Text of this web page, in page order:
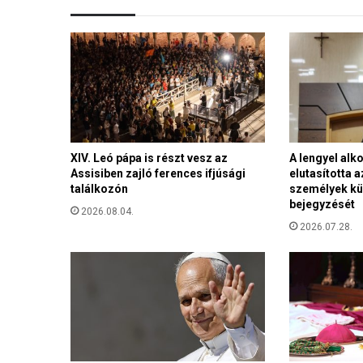
r
j
a
v
á
l
t
n
i
O
r
r
XIV. Leó pápa is részt vesz az
Assisiben zajló ferences ifjúsági
találkozón
2026.08.04.
A lengyel
elutasította
személyek
bejegyzését
2026.07.28.